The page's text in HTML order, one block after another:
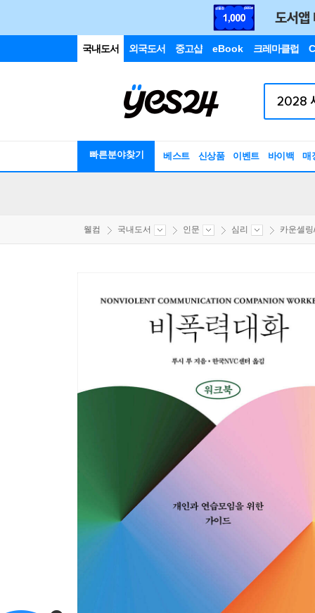
국내도서 외국도서 중고샵 eBook 크레마클럽
빠른분야찾기 베스트 신상품 이벤트 바이백 매
웰컴 국내도서 인문 심리 카운셀